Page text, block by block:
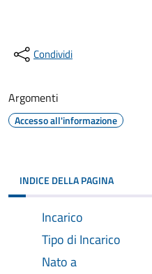
Condividi
Argomenti
Accesso all'informazione
INDICE DELLA PAGINA
Incarico
Tipo di Incarico
Nato a